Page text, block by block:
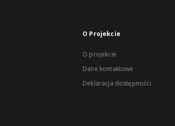
O Projekcie
O projekcie
Dane kontaktowe
Deklaracja dostępności